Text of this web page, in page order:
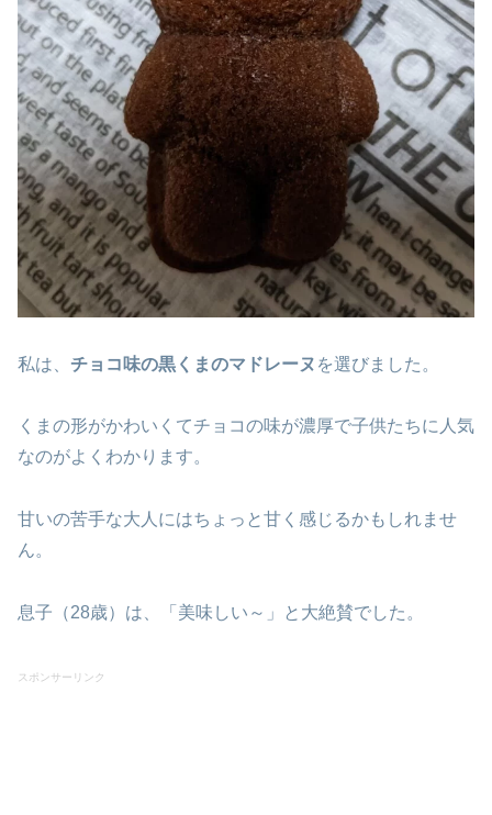
私は、 チョコ味の黒くまのマドレーヌ を選びました。
くまの形がかわいくてチョコの味が濃厚で子供たちに人気
なのがよくわかります。
甘いの苦手な大人にはちょっと甘く感じるかもしれませ
ん。
息子（28歳）は、「美味しい～」と大絶賛でした。
スポンサーリンク